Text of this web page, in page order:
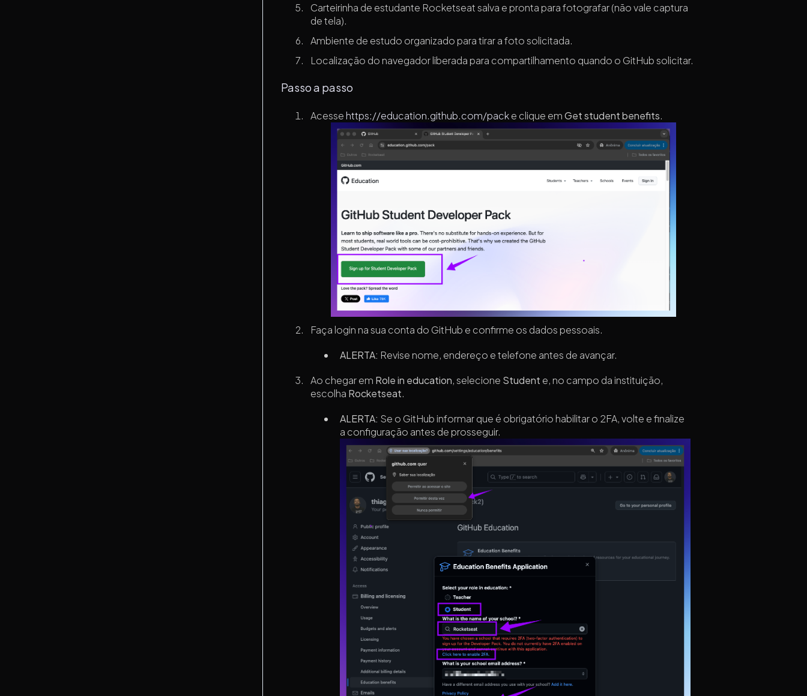
Carteirinha de estudante Rocketseat salva e pronta para fotografar (não vale captura
de tela).
Ambiente de estudo organizado para tirar a foto solicitada.
Localização do navegador liberada para compartilhamento quando o GitHub solicitar.
Passo a passo
Acessehttps://education.github.com/packe clique emGet student benefits.
Faça login na sua conta do GitHub e confirme os dados pessoais.
ALERTA: Revise nome, endereço e telefone antes de avançar.
Ao chegar em Role in education, selecione Student e, no campo da instituição,
escolha Rocketseat.
ALERTA: Se o GitHub informar que é obrigatório habilitar o 2FA, volte e finalize
a configuração antes de prosseguir.